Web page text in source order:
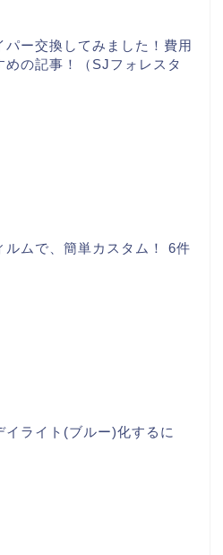
パー交換してみました！費用
めの記事！（SJフォレスタ
ムで、簡単カスタム！ 6件
ライト(ブルー)化するに